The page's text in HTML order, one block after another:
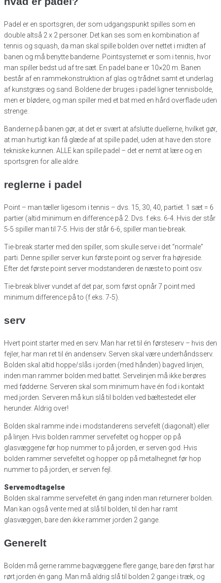
Padel er en sportsgren, der som udgangspunkt spilles som en
double altså 2 x 2 personer. Det kan ses som en kombination af
tennis og squash, da man skal spille bolden over nettet i midten af
banen og må benytte banderne. Pointsystemet er som i tennis, hvor
man spiller bedst ud af tre sæt. En padel bane er 10×20 m. Banen
består af en rammekonstruktion af glas og trådnet samt et underlag
af kunstgræs og sand. Boldene der bruges i padel ligner tennisbolde,
men er blødere, og man spiller med et bat med en hård overflade uden
strenge.
Banderne på banen gør, at det er svært at afslutte duellerne, hvilket gør,
at man hurtigt kan få glæde af at spille padel, uden at have den store
tekniske kunnen. ALLE kan spille padel – det er nemt at lære og en
sportsgren for alle aldre.
reglerne i padel
Point – man tæller ligesom i tennis – dvs. 15, 30, 40, partiet. 1 sæt = 6
partier (altid minimum en difference på 2. Dvs. f.eks. 6-4. Hvis der står
5-5 spiller man til 7-5. Hvis der står 6-6, spiller man tie-break.
Tie-break starter med den spiller, som skulle serve i det “normale”
parti. Denne spiller server kun første point og server fra højreside.
Efter det første point server modstanderen de næste to point osv.
Tie-break bliver vundet af det par, som først opnår 7 point med
minimum difference på to (f.eks. 7-5).
serv
Hvert point starter med en serv. Man har ret til én førsteserv – hvis den
fejler, har man ret til én andenserv. Serven skal være underhåndsserv.
Bolden skal altid hoppe/slås i jorden (med hånden) bagved linjen,
inden man rammer bolden med battet. Servelinjen må ikke berøres
med fødderne. Serveren skal som minimum have én fod i kontakt
med jorden. Serveren må kun slå til bolden ved bæltestedet eller
herunder. Aldrig over!
Bolden skal ramme inde i modstanderens servefelt (diagonalt) eller
på linjen. Hvis bolden rammer servefeltet og hopper op på
glasvæggene før hop nummer to på jorden, er serven god. Hvis
bolden rammer servefeltet og hopper op på metalhegnet før hop
nummer to på jorden, er serven fejl.
Servemodtagelse
Bolden skal ramme servefeltet én gang inden man returnerer bolden.
Man kan også vente med at slå til bolden, til den har ramt
glasvæggen, bare den ikke rammer jorden 2 gange.
Generelt
Bolden må gerne ramme bagvæggene flere gange, bare den først har
rørt jorden én gang. Man må aldrig slå til bolden 2 gange i træk, og